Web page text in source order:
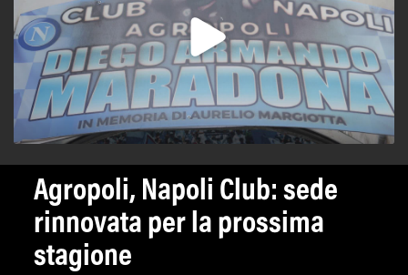
Agropoli, Napoli Club: sede
rinnovata per la prossima
stagione